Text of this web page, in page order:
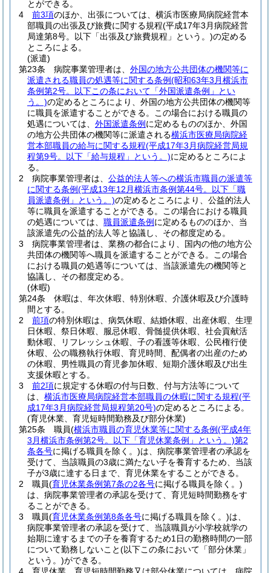
とができる。
4
前3項のほか、出張については、横浜市医療局病院経営本
部職員の出張及び旅費に関する規程(平成17年3月病院経営
局達第8号。以下「出張及び旅費規程」という。)の定める
ところによる。
(派遣)
第23条
病院事業管理者は、 外国の地方公共団体の機関等に
派遣される職員の処遇等に関する条例(昭和63年3月横浜市
条例第2号。以下この条において「外国派遣条例」とい
う。)の定めるところにより、外国の地方公共団体の機関等
に職員を派遣することができる。
この場合における職員の
処遇については、 外国派遣条例 に定めるもののほか、外国
の地方公共団体の機関等に派遣される横浜市医療局病院経
営本部職員の給与に関する規程(平成17年3月病院経営局規
程第9号。以下「給与規程」という。)に定めるところによ
る。
2
病院事業管理者は、 公益的法人等への横浜市職員の派遣等
に関する条例(平成13年12月横浜市条例第44号。以下「職
員派遣条例」という。)の定めるところにより、公益的法人
等に職員を派遣することができる。
この場合における職員
の処遇については、 職員派遣条例 に定めるもののほか、当
該派遣先の公益的法人等と協議し、その都度定める。
3
病院事業管理者は、業務の都合により、国内の他の地方公
共団体の機関等へ職員を派遣することができる。
この場合
における職員の処遇等については、当該派遣先の機関等と
協議し、その都度定める。
(休暇)
第24条
休暇は、年次休暇、特別休暇、介護休暇及び介護時
間とする。
2
前項の特別休暇は、病気休暇、結婚休暇、出産休暇、生理
日休暇、祭日休暇、服忌休暇、骨髄提供休暇、社会貢献活
動休暇、リフレッシュ休暇、子の看護等休暇、公民権行使
休暇、公の職務執行休暇、育児時間、配偶者の出産のため
の休暇、男性職員の育児参加休暇、短期介護休暇及び出生
支援休暇とする。
3
前2項に規定する休暇の付与日数、付与方法等について
は、 横浜市医療局病院経営本部職員の休暇に関する規程(平
成17年3月病院経営局規程第20号)の定めるところによる。
(育児休業、育児短時間勤務及び部分休業)
第25条
職員(横浜市職員の育児休業等に関する条例(平成4年
3月横浜市条例第2号。以下「育児休業条例」という。)第2
条各号に掲げる職員を除く。)は、病院事業管理者の承認を
受けて、当該職員の3歳に満たない子を養育するため、当該
子が3歳に達する日まで、育児休業をすることができる。
2
職員(育児休業条例第7条の2各号に掲げる職員を除く。)
は、病院事業管理者の承認を受けて、育児短時間勤務をす
ることができる。
3
職員(育児休業条例第8条各号に掲げる職員を除く。)は、
病院事業管理者の承認を受けて、当該職員が小学校就学の
始期に達するまでの子を養育するため1日の勤務時間の一部
について勤務しないこと(以下この条において「部分休業」
という。)ができる。
4
育児休業、育児短時間勤務又は部分休業については、病院